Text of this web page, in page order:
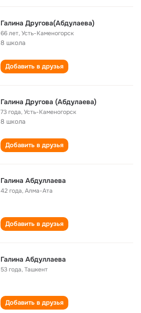
Галина Другова(Абдулаева)
66 лет,Усть-Каменогорск
8 школа
Добавить в друзья
Галина Другова (Абдулаева)
73 года,Усть-Каменогорск
8 школа
Добавить в друзья
Галина Абдуллаева
42 года,Алма-Ата
Добавить в друзья
Галина Абдуллаева
53 года,Ташкент
Добавить в друзья